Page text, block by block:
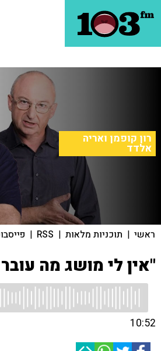
רון קופמן ואריה
אלדד
ראשי | תוכניות מלאות |
RSS
|
"אין לי מושג מה עובר
10:52